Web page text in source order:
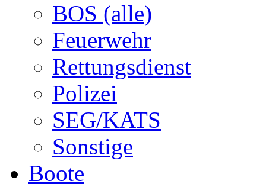
BOS (alle)
Feuerwehr
Rettungsdienst
Polizei
SEG/KATS
Sonstige
Boote